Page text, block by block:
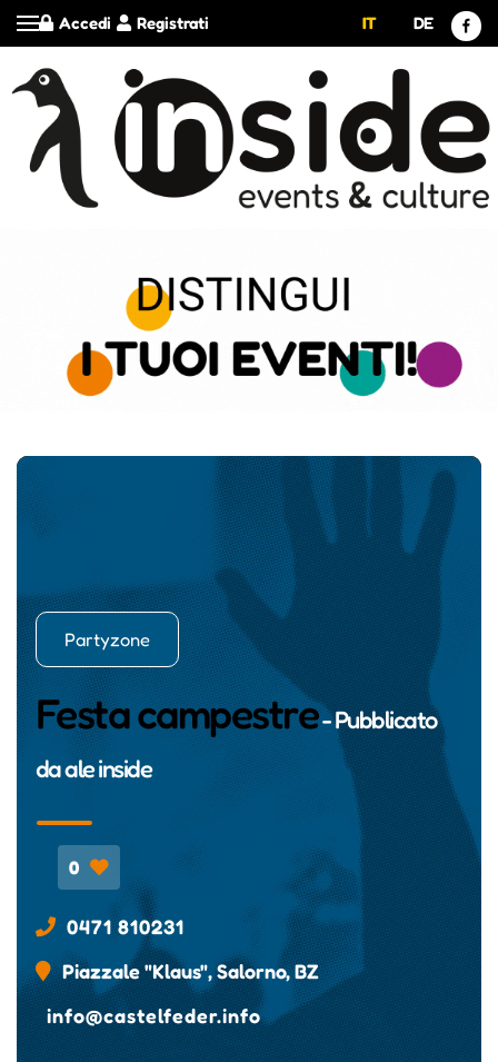
Registrati
Accedi IT DE
Partyzone
Festa campestre- Pubblicato
daale inside
0
0471 810231
Piazzale "Klaus", Salorno, BZ
info@castelfeder.info